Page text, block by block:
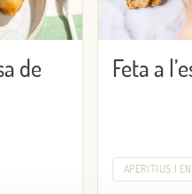
de
Feta a
APERITIUS I